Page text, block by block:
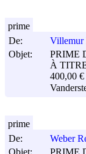
De:
Villemur
Objet:
PRIME
À
400,00
prime
De:
Weber
Objet:
prime